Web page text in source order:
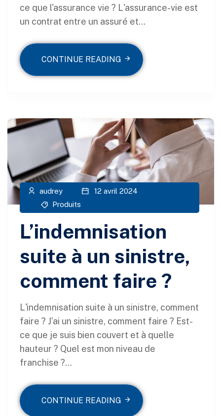
ce que l'assurance vie ? L'assurance-vie est
un contrat entre un assuré et...
CONTINUE READING
audrey
12 avril 2024
Produits
L’indemnisation
suite à un sinistre,
comment faire ?
L'indemnisation suite à un sinistre, comment
faire ? J’ai un sinistre, comment faire ? Est-
ce que je suis bien couvert et à quelle
hauteur ? Quel est mon niveau de
franchise ?...
CONTINUE READING